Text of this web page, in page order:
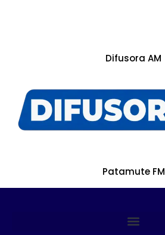
Difusora AM
Patamute FM